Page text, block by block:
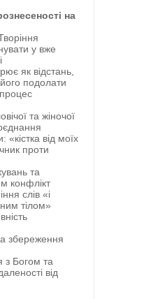
на
у вже
як відстань,
подолати
та жіночої
від моїх
проти
та
конфлікт
слів «і
тілом»
збереження
з Богом та
від